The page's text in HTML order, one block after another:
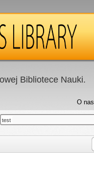
Bibliotece Nauki.
O nas
test